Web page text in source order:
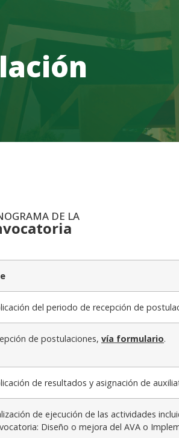
DE LA
del periodo de recepción de
de postulaciones, vía formulario.
de resultados y asignación de
de ejecución de las actividades
Diseño o mejora del AVA o